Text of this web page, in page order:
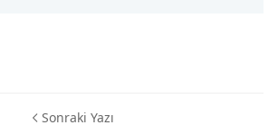
Sonraki Yazı